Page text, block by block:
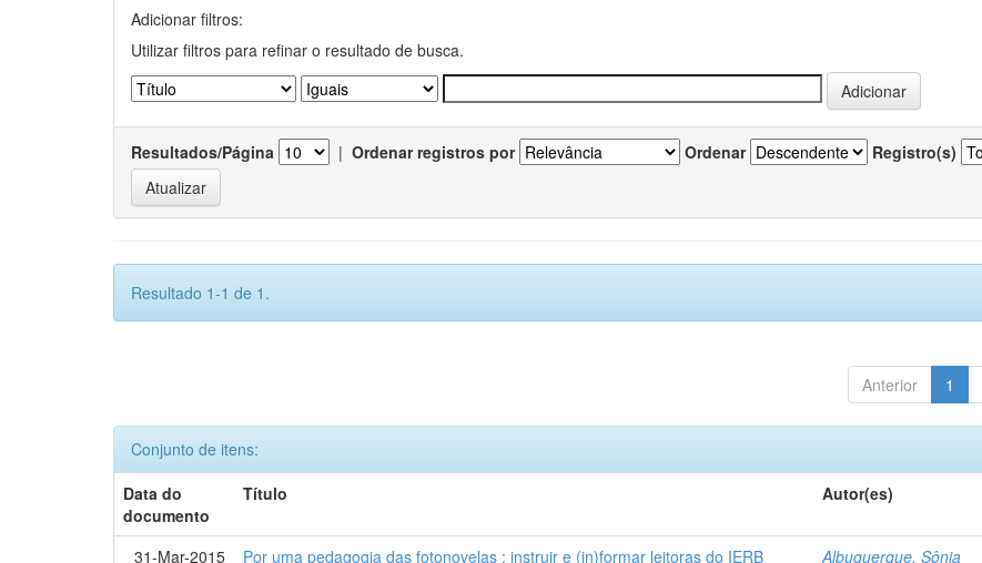
Adicionar filtros:
Utilizar filtros para refinar o resultado de busca.
Resultados/Página | Ordenar registros por Ordenar Registro(s)
Resultado 1-1 de 1.
Anterior 1
Conjunto de itens:
Data do
documento
Título Autor(es)
31-Mar-2015 Por uma pedagogia das fotonovelas : instruir e (in)formar leitoras do IERB Albuquerque, Sônia